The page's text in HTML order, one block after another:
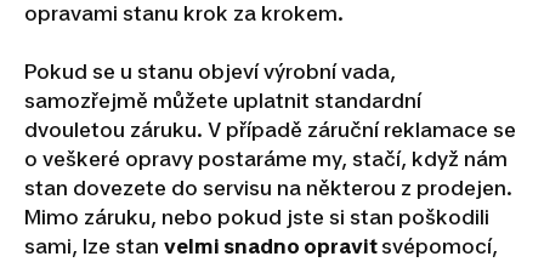
opravami stanu krok za krokem.
Pokud se u stanu objeví výrobní vada,
samozřejmě můžete uplatnit standardní
dvouletou záruku. V případě záruční reklamace se
o veškeré opravy postaráme my, stačí, když nám
stan dovezete do servisu na některou z prodejen.
Mimo záruku, nebo pokud jste si stan poškodili
sami, lze stan velmi snadno opravitsvépomocí,